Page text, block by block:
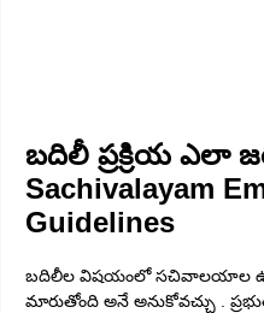
బదిలీ ప్రక్రియ ఎలా
Sachivalayam
Guidelines
బదిలీల విషయంలో సచివాలయాల
మారుతోంది అనే అనుకోవచ్చు .